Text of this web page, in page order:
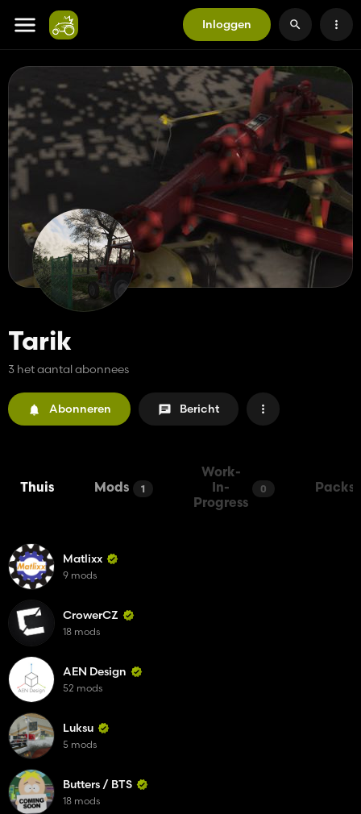
Inloggen
Tarik
3 het aantal abonnees
Abonneren Bericht
Thuis Mods 1
Work-
In-
Progress
0 Packs
Matlixx
9 mods
CrowerCZ
18 mods
AEN Design
52 mods
Luksu
5 mods
Butters / BTS
18 mods